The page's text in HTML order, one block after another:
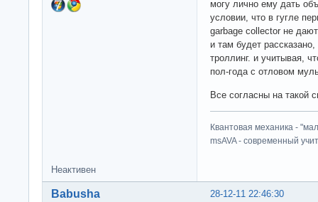
могу лично ему дать
условии, что в гугле
garbage collector не
и там будет
троллинг. и учитывая,
пол-года с отловом
Все согласны на такой
Квантовая механика -
msAVA - современный
Неактивен
28-12-11 22:46:30
Babusha